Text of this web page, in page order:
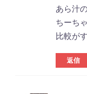
あら汁
ちーち
比較が
返信